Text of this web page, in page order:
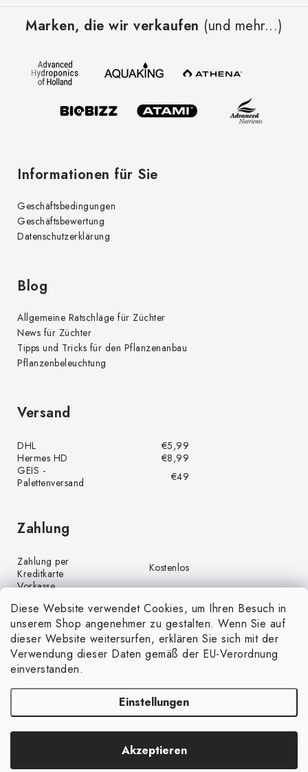
Diese Website verwendet Cookies, um Ihren Besuch in
unserem Shop angenehmer zu gestalten. Wenn Sie auf
dieser Website weitersurfen, erklären Sie sich mit der
Verwendung dieser Daten gemäß der EU-Verordnung
einverstanden.
Einstellungen
Akzeptieren
Marken, die wir verkaufen (und mehr...)
Informationen für Sie
Geschäftsbedingungen
Geschäftsbewertung
Datenschutzerklärung
Blog
Allgemeine Ratschläge für Züchter
News für Züchter
Tipps und Tricks für den Pflanzenanbau
Pflanzenbeleuchtung
Versand
DHL
€5,99
Hermes HD
€8,99
GEIS -
Palettenversand
€49
Zahlung
Zahlung per
Kreditkarte
Kostenlos
Vorkasse
Zahlung per PayPal
Kostenlos
Nachnahme
€4,00
Copyright 2026GrünGarten.de. Alle Rechte vorbehalten.Cookie-
Einstellungen ändern